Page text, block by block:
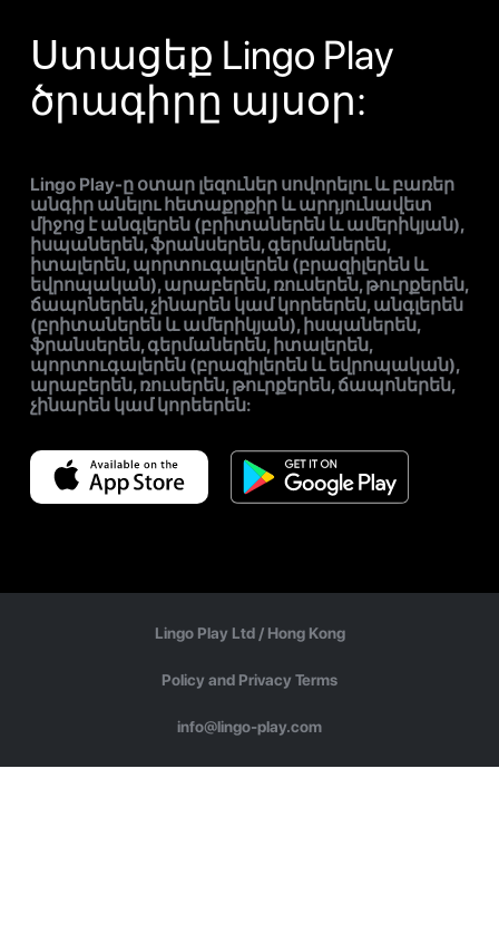
Ստացեք Lingo Play
ծրագիրը այսօր:
Lingo Play-ը օտար լեզուներ սովորելու և բառեր
անգիր անելու հետաքրքիր և արդյունավետ
միջոց է անգլերեն (բրիտաներեն և ամերիկյան),
իսպաներեն, ֆրանսերեն, գերմաներեն,
իտալերեն, պորտուգալերեն (բրազիլերեն և
եվրոպական), արաբերեն, ռուսերեն, թուրքերեն,
ճապոներեն, չինարեն կամ կորեերեն, անգլերեն
(բրիտաներեն և ամերիկյան), իսպաներեն,
ֆրանսերեն, գերմաներեն, իտալերեն,
պորտուգալերեն (բրազիլերեն և եվրոպական),
արաբերեն, ռուսերեն, թուրքերեն, ճապոներեն,
չինարեն կամ կորեերեն:
Lingo Play Ltd / Hong Kong
Policy and Privacy Terms
info@lingo-play.com